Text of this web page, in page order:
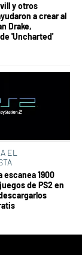
y otros
a crear al
Drake,
'Uncharted'
EL
1900
de PS2 en